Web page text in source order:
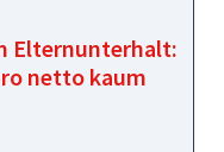
Elternunterhalt:
netto kaum